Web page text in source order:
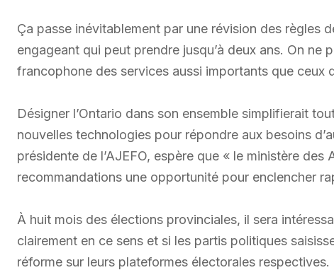
Ça passe inévitablement par une révision des règles
engageant qui peut prendre jusqu’à deux ans. On
francophone des services aussi importants que ceux
Désigner l’Ontario dans son ensemble simplifierait
nouvelles technologies pour répondre aux besoins
présidente de l’AJEFO, espère que « le ministère
recommandations une opportunité pour enclencher
À huit mois des élections provinciales, il sera
clairement en ce sens et si les partis politiques
réforme sur leurs plateformes électorales respectives.